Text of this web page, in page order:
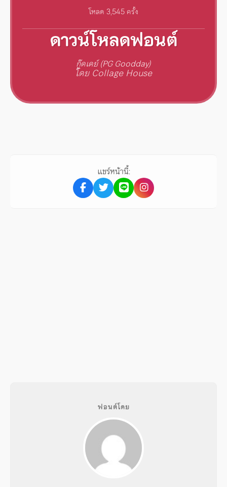
โหลด 3,545 ครั้ง
ดาวน์โหลดฟอนต์
กู๊ดเดย์ (PG Goodday)
โดย Collage House
แชร์หน้านี้:
ฟอนต์โดย